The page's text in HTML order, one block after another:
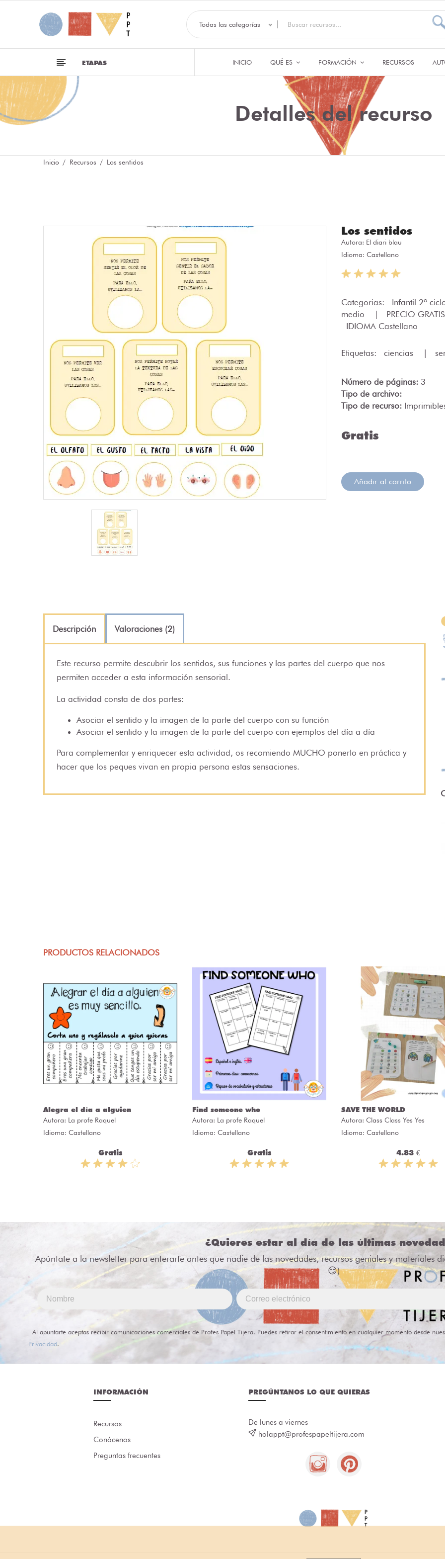
Todas las categorías
ETAPAS INICIO QUÉ ES FORMACIÓN RECURSOS
Detalles del recurso
Inicio Recursos Los sentidos
Los sentidos
Autora: El diari blau
Idioma: Castellano
Categorias: Infantil 2º
medio
PRECIO GRATIS
IDIOMA Castellano
Etiquetas: ciencias
Número de páginas: 3
Tipo de archivo:
Tipo de recurso:
Gratis
Añadir al carrito
Descripción Valoraciones (2)
Este recurso permite descubrir los sentidos, sus funciones y las partes del cuerpo que nos
permiten acceder a esta información sensorial.
La actividad consta de dos partes:
Asociar el sentido y la imagen de la parte del cuerpo con su función
Asociar el sentido y la imagen de la parte del cuerpo con ejemplos del día a día
Para complementar y enriquecer esta actividad, os recomiendo MUCHO ponerlo en práctica y
hacer que los peques vivan en propia persona estas sensaciones.
PRODUCTOS RELACIONADOS
Alegra el día a alguien
Autora: La profe Raquel
Idioma: Castellano
Gratis
Find someone who
Autora: La profe Raquel
Idioma: Castellano
Gratis
SAVE THE WORLD
Autora: Class Class Yes Yes
Idioma: Castellano
4.83 €
¿Quieres estar al día de las últimas
Apúntate a la newsletter para enterarte antes que nadie de las novedades, recursos geniales y materiales
😏)
Al apuntarte aceptas recibir comunicaciones comerciales de Profes Papel Tijera. Puedes retirar el consentimiento en cualquier momento desde
Privacidad.
INFORMACIÓN
Recursos
Conócenos
Preguntas frecuentes
PREGÚNTANOS LO QUE QUIERAS
De lunes a viernes
holappt@profespapeltijera.com